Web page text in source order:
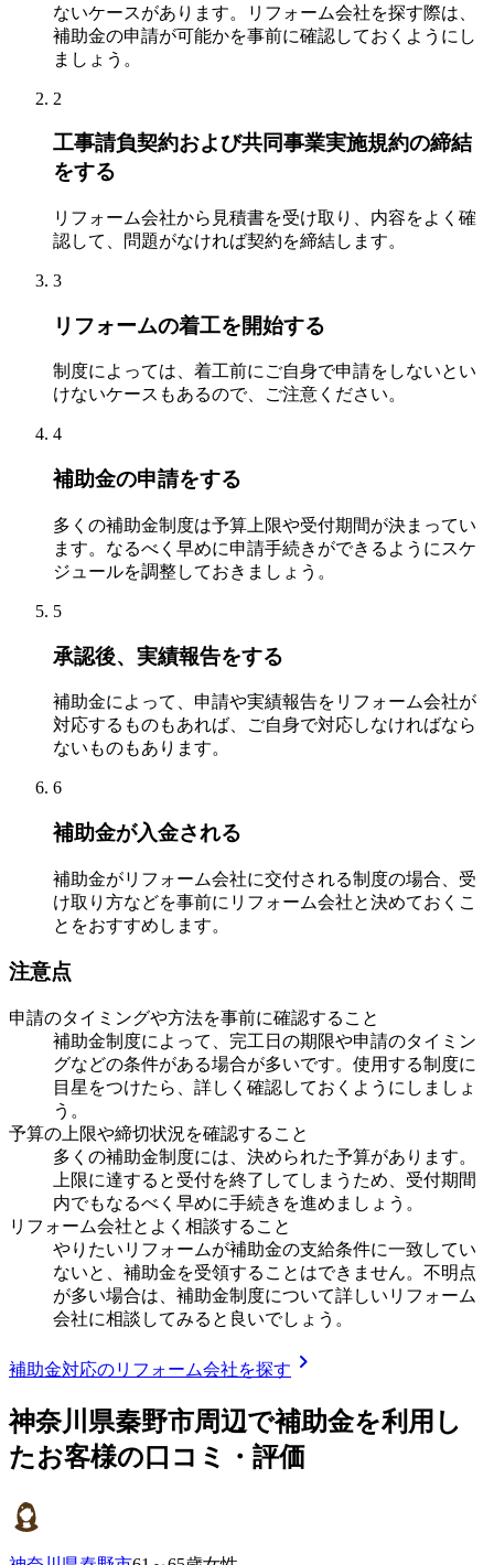
ないケースがあります。リフォーム会社を探す際は、
補助金の申請が可能かを事前に確認しておくようにし
ましょう。
2
工事請負契約および共同事業実施規約の締結
をする
リフォーム会社から見積書を受け取り、内容をよく確
認して、問題がなければ契約を締結します。
3
リフォームの着工を開始する
制度によっては、着工前にご自身で申請をしないとい
けないケースもあるので、ご注意ください。
4
補助金の申請をする
多くの補助金制度は予算上限や受付期間が決まってい
ます。なるべく早めに申請手続きができるようにスケ
ジュールを調整しておきましょう。
5
承認後、実績報告をする
補助金によって、申請や実績報告をリフォーム会社が
対応するものもあれば、ご自身で対応しなければなら
ないものもあります。
6
補助金が入金される
補助金がリフォーム会社に交付される制度の場合、受
け取り方などを事前にリフォーム会社と決めておくこ
とをおすすめします。
注意点
申請のタイミングや方法を事前に確認すること
補助金制度によって、完工日の期限や申請のタイミン
グなどの条件がある場合が多いです。使用する制度に
目星をつけたら、詳しく確認しておくようにしましょ
う。
予算の上限や締切状況を確認すること
多くの補助金制度には、決められた予算があります。
上限に達すると受付を終了してしまうため、受付期間
内でもなるべく早めに手続きを進めましょう。
リフォーム会社とよく相談すること
やりたいリフォームが補助金の支給条件に一致してい
ないと、補助金を受領することはできません。不明点
が多い場合は、補助金制度について詳しいリフォーム
会社に相談してみると良いでしょう。
補助金対応のリフォーム会社を探す chevron_right
神奈川県秦野市周辺で補助金を利用し
たお客様の口コミ・評価